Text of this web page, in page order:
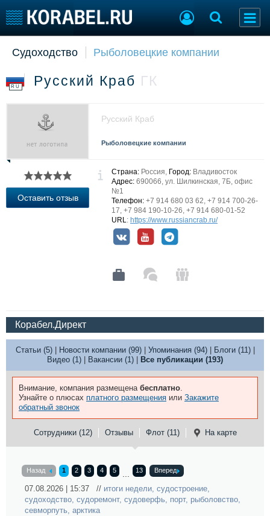
Судостроение
Новости
Репутация
Работа
Крюинг
Реклама
Торговая площадка
Продажа флота
Изделия
Услуги
Конференции
Выставки и семинары
Флот
Галерея флота
Форум
Все службы
Судоходство Рыболовецкие компании
RU Русский Краб ГК
Русский Краб
Рыболовецкие компании
Оставить отзыв
Страна: Россия, Город: Владивосток
Адрес: 690066, ул. Шилкинская, 7Б, офис
№1
Телефон: +7 914 680 03 62, +7 914 700-26-
17, +7 984 190-10-26, +7 914 680-01-52
URL: https://www.russiancrab.ru/
Корабел.Директ
Статьи (5)| Новости компании (99)| Упоминания (94)| Блоги (11)|
Видео (1)
Вакансии (1) Все публикации (193)
Внимание, компания размещена бесплатно.
Узнайте о плюсах платного размещения или Закажите
обратный звонок
Сотрудники (12) Отзывы Флот (11) На карте
Назад 1 2 3 4 5 13 Вперед
07.08.2026 | 15:37 // итоги недели, судостроение,
судоходство, судоремонт, судоверфь, порт, рыболовство,
севморпуть, арктика